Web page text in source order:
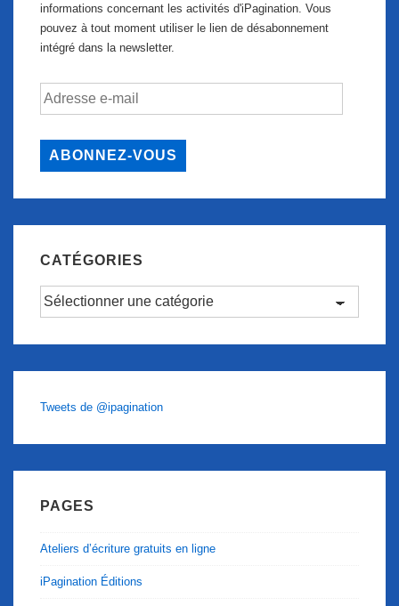
informations concernant les activités d'iPagination. Vous
pouvez à tout moment utiliser le lien de désabonnement
intégré dans la newsletter.
Adresse
ABONNEZ-VOUS
CATÉGORIES
Catégories
Tweets de @ipagination
PAGES
Ateliers d’écriture gratuits en ligne
iPagination Éditions